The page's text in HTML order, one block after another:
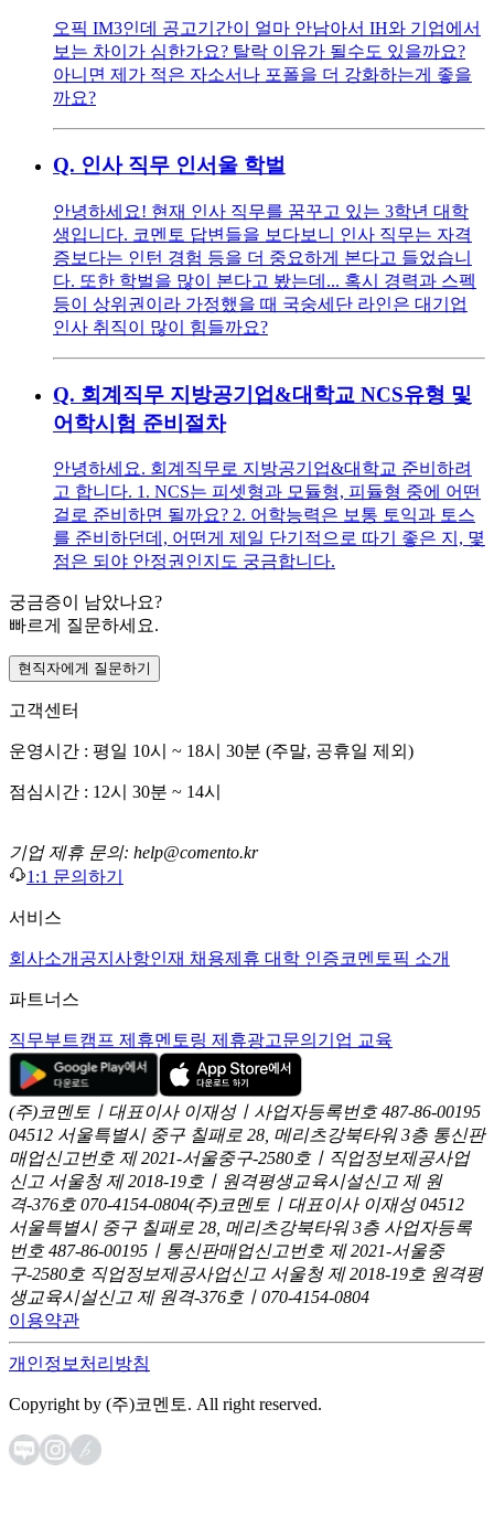
오픽 IM3인데 공고기간이 얼마 안남아서 IH와 기업에서
보는 차이가 심한가요? 탈락 이유가 될수도 있을까요?
아니면 제가 적은 자소서나 포폴을 더 강화하는게 좋을
까요?
Q. 인사 직무 인서울 학벌
안녕하세요! 현재 인사 직무를 꿈꾸고 있는 3학년 대학
생입니다. 코멘토 답변들을 보다보니 인사 직무는 자격
증보다는 인턴 경험 등을 더 중요하게 본다고 들었습니
다. 또한 학벌을 많이 본다고 봤는데... 혹시 경력과 스펙
등이 상위권이라 가정했을 때 국숭세단 라인은 대기업
인사 취직이 많이 힘들까요?
Q. 회계직무 지방공기업&대학교 NCS유형 및
어학시험 준비절차
안녕하세요. 회계직무로 지방공기업&대학교 준비하려
고 합니다. 1. NCS는 피셋형과 모듈형, 피듈형 중에 어떤
걸로 준비하면 될까요? 2. 어학능력은 보통 토익과 토스
를 준비하던데, 어떤게 제일 단기적으로 따기 좋은 지, 몇
점은 되야 안정권인지도 궁금합니다.
궁금증이 남았나요?
빠르게 질문하세요.
현직자에게 질문하기
고객센터
운영시간 : 평일 10시 ~ 18시 30분 (주말, 공휴일 제외)
점심시간 : 12시 30분 ~ 14시
기업 제휴 문의: help@comento.kr
1:1 문의하기
서비스
회사소개 공지사항인재 채용제휴 대학 인증코멘토픽 소개
파트너스
직무부트캠프 제휴멘토링 제휴광고문의 기업 교육
(주)코멘토ㅣ대표이사 이재성ㅣ사업자등록번호 487-86-00195
04512 서울특별시 중구 칠패로 28, 메리츠강북타워 3층 통신판
매업신고번호 제 2021-서울중구-2580호ㅣ직업정보제공사업
신고 서울청 제 2018-19호ㅣ원격평생교육시설신고 제 원
격-376호 070-4154-0804(주)코멘토ㅣ대표이사 이재성 04512
서울특별시 중구 칠패로 28, 메리츠강북타워 3층 사업자등록
번호 487-86-00195ㅣ통신판매업신고번호 제 2021-서울중
구-2580호 직업정보제공사업신고 서울청 제 2018-19호 원격평
생교육시설신고 제 원격-376호ㅣ070-4154-0804
이용약관
개인정보처리방침
Copyright by (주)코멘토. All right reserved.